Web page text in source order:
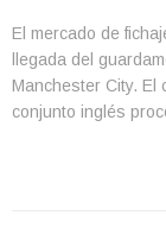
El mercado de
llegada del
Manchester City. El
conjunto inglés